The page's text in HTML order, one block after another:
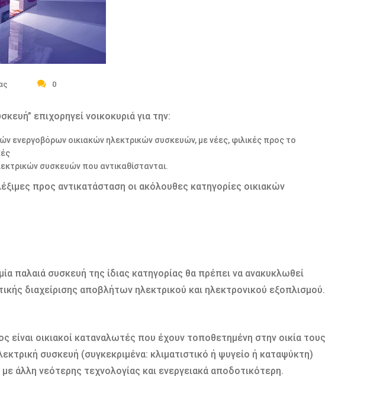
0
επιχορηγεί νοικοκυριά για την:
ενεργοβόρων οικιακών ηλεκτρικών συσκευών, με νέες, φιλικές προς το
συσκευών που αντικαθίστανται.
προς αντικατάσταση οι ακόλουθες κατηγορίες οικιακών
παλαιά συσκευή της ίδιας κατηγορίας θα πρέπει να ανακυκλωθεί
διαχείρισης αποβλήτων ηλεκτρικού και ηλεκτρονικού εξοπλισμού.
είναι οικιακοί καταναλωτές που έχουν τοποθετημένη στην οικία τους
συσκευή (συγκεκριμένα: κλιματιστικό ή ψυγείο ή καταψύκτη)
άλλη νεότερης τεχνολογίας και ενεργειακά αποδοτικότερη.